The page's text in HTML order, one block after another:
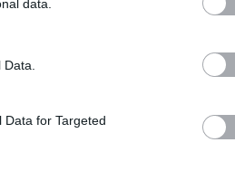
data.
for Targeted
nevéhez fűződő, parádés
1976-os film, a Tanulmány